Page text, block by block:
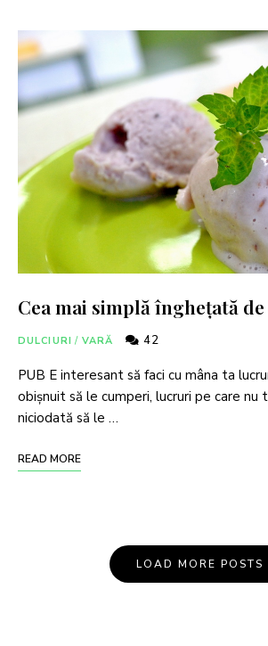
Cea mai simplă înghețată de
DULCIURI / VARĂ 42
PUB E interesant să faci cu mâna ta
obișnuit să le cumperi, lucruri pe care nu
niciodată să le …
READ MORE
LOAD MORE POSTS